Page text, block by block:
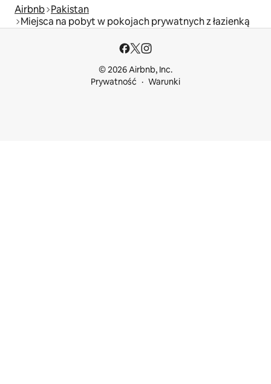
Airbnb Pakistan
Miejsca na pobyt w pokojach prywatnych z łazienką
© 2026 Airbnb, Inc.
Prywatność
Warunki